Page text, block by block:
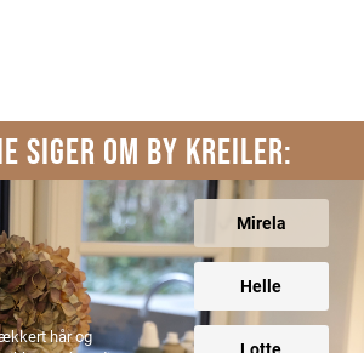
SIGER OM BY KREILER:
Mirela
Helle
hår og